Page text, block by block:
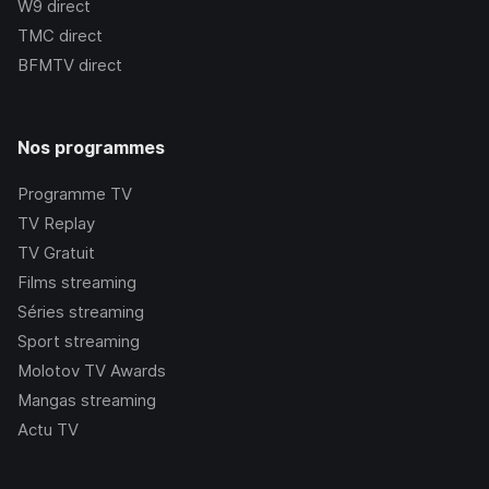
W9 direct
TMC direct
BFMTV direct
Nos programmes
Programme TV
TV Replay
TV Gratuit
Films streaming
Séries streaming
Sport streaming
Molotov TV Awards
Mangas streaming
Actu TV